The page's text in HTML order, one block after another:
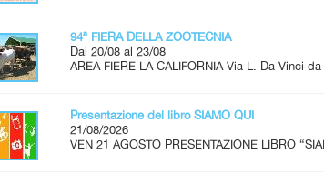
94ª FIERA DELLA ZOOTECNIA
Dal 20/08 al 23/08
AREA FIERE LA CALIFORNIA Via L. Da Vinci
Presentazione del libro SIAMO QUI
21/08/2026
VEN 21 AGOSTO PRESENTAZIONE LIBRO